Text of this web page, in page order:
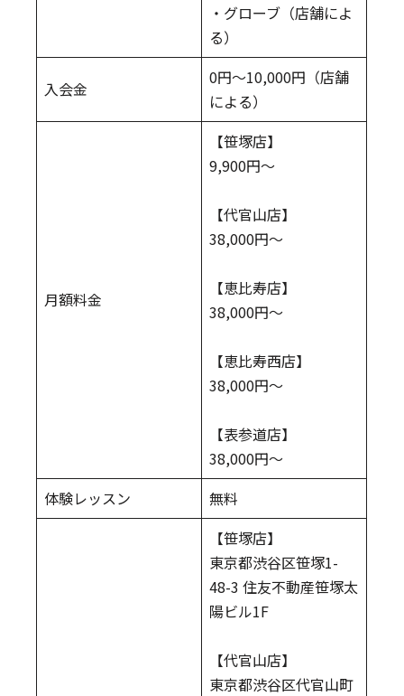
・グローブ（店舗によ
る）
入会金
0円〜10,000円（店舗
による）
月額料金
【笹塚店】
9,900円〜
【代官山店】
38,000円〜
【恵比寿店】
38,000円〜
【恵比寿西店】
38,000円〜
【表参道店】
38,000円〜
体験レッスン
無料
【笹塚店】
東京都渋谷区笹塚1-
48-3 住友不動産笹塚太
陽ビル1F
【代官山店】
東京都渋谷区代官山町